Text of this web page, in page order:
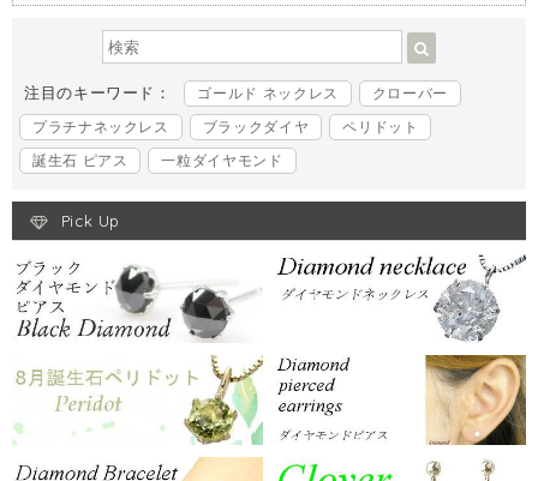
注目のキーワード： ゴールド ネックレス
クローバー
プラチナネックレス
ブラックダイヤ
ペリドット
誕生石 ピアス
一粒ダイヤモンド
Pick Up